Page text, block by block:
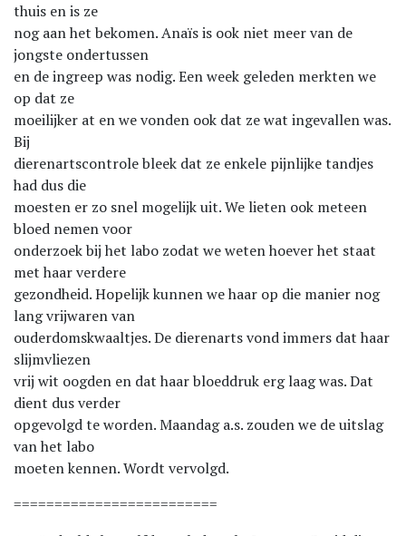
thuis en is ze
nog aan het bekomen. Anaïs is ook niet meer van de
jongste ondertussen
en de ingreep was nodig. Een week geleden merkten we
op dat ze
moeilijker at en we vonden ook dat ze wat ingevallen was.
Bij
dierenartscontrole bleek dat ze enkele pijnlijke tandjes
had dus die
moesten er zo snel mogelijk uit. We lieten ook meteen
bloed nemen voor
onderzoek bij het labo zodat we weten hoever het staat
met haar verdere
gezondheid. Hopelijk kunnen we haar op die manier nog
lang vrijwaren van
ouderdomskwaaltjes. De dierenarts vond immers dat haar
slijmvliezen
vrij wit oogden en dat haar bloeddruk erg laag was. Dat
dient dus verder
opgevolgd te worden. Maandag a.s. zouden we de uitslag
van het labo
moeten kennen. Wordt vervolgd.
=========================